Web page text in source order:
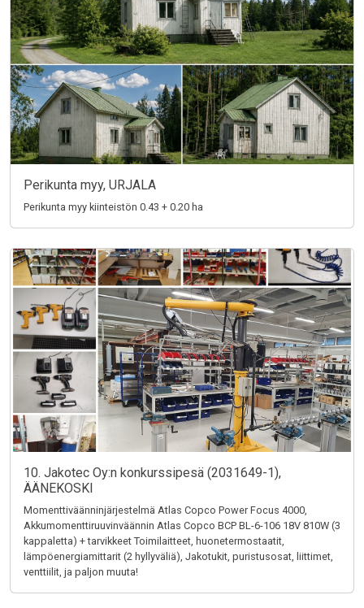
Perikunta myy, URJALA
Perikunta myy kiinteistön 0.43 + 0.20 ha
10. Jakotec Oy:n konkurssipesä (2031649-1),
ÄÄNEKOSKI
Momenttiväänninjärjestelmä Atlas Copco Power Focus 4000,
Akkumomenttiruuvinväännin Atlas Copco BCP BL-6-106 18V 810W (3
kappaletta) + tarvikkeet Toimilaitteet, huonetermostaatit,
lämpöenergiamittarit (2 hyllyväliä), Jakotukit, puristusosat, liittimet,
venttiilit, ja paljon muuta!